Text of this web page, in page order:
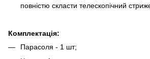
повністю скласти телескопічний
Комплектація:
Парасоля - 1 шт;